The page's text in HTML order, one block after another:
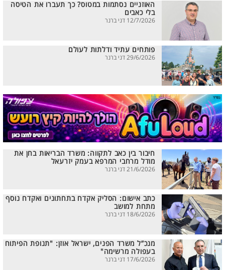
האוזניים נסתמות במטוס? כך תעברו את הטיסה
בלי כאבים
12/7/2026 דני ברנר
פותחים עתיד ודלתות לעולם
29/6/2026 דני ברנר
חיבור בין כאב לתקווה: משרד הבריאות בחן את
מודל מרחבי המרפא בעמק יזרעאל
21/6/2026 דני ברנר
כתב אישום: הסליק אקדח בתחתונים ואקדח נוסף
מתחת למושב
18/6/2026 דני ברנר
מנכ”ל משרד הפנים, ישראל אוזן: "תנופת הפיתוח
בעפולה מרשימה"
17/6/2026 דני ברנר